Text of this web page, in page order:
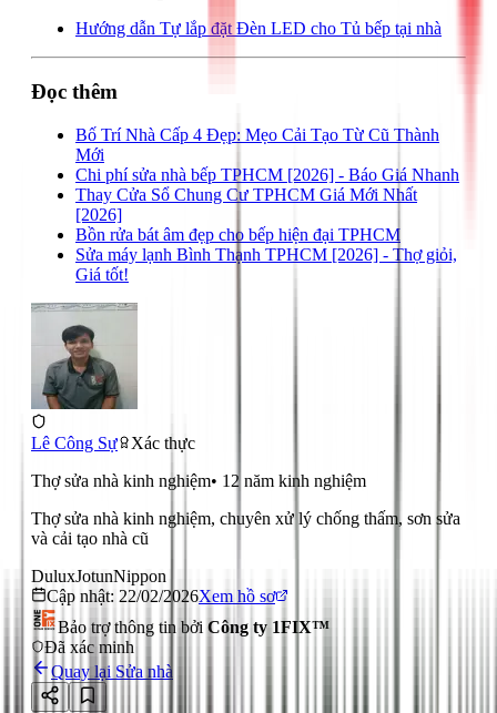
Hướng dẫn Tự lắp đặt Đèn LED cho Tủ bếp tại nhà
Đọc thêm
Bố Trí Nhà Cấp 4 Đẹp: Mẹo Cải Tạo Từ Cũ Thành
Mới
Chi phí sửa nhà bếp TPHCM [2026] - Báo Giá Nhanh
Thay Cửa Sổ Chung Cư TPHCM Giá Mới Nhất
[2026]
Bồn rửa bát âm đẹp cho bếp hiện đại TPHCM
Sửa máy lạnh Bình Thạnh TPHCM [2026] - Thợ giỏi,
Giá tốt!
Lê Công Sự
Xác thực
Thợ sửa nhà kinh nghiệm• 12 năm kinh nghiệm
Thợ sửa nhà kinh nghiệm, chuyên xử lý chống thấm, sơn sửa
và cải tạo nhà cũ
DuluxJotunNippon
Cập nhật: 22/02/2026Xem hồ sơ
Bảo trợ thông tin bởi Công ty 1FIX™
Đã xác minh
Quay lại Sửa nhà